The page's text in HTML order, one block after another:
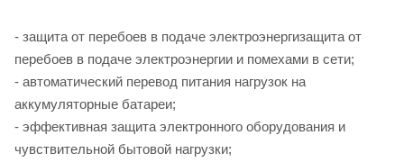
- защита от перебоев в подаче электроэнергизащита от
перебоев в подаче электроэнергии и помехами в сети;
- автоматический перевод питания нагрузок на
аккумуляторные батареи;
- эффективная защита электронного оборудования и
чувствительной бытовой нагрузки;